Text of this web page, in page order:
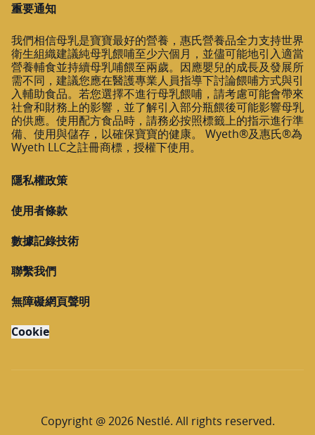
重要通知
我們相信母乳是寶寶最好的營養，惠氏營養品全力支持世界
衛生組織建議純母乳餵哺至少六個月，並儘可能地引入適當
營養輔食並持續母乳哺餵至兩歲。因應嬰兒的成長及發展所
需不同，建議您應在醫護專業人員指導下討論餵哺方式與引
入輔助食品。若您選擇不進行母乳餵哺，請考慮可能會帶來
社會和財務上的影響，並了解引入部分瓶餵後可能影響母乳
的供應。使用配方食品時，請務必按照標籤上的指示進行準
備、使用與儲存，以確保寶寶的健康。 Wyeth®及惠氏®為
Wyeth LLC之註冊商標，授權下使用。
隱私權政策
使用者條款
數據記錄技術
聯繫我們
無障礙網頁聲明
Cookie
Copyright @ 2026 Nestlé. All rights reserved.